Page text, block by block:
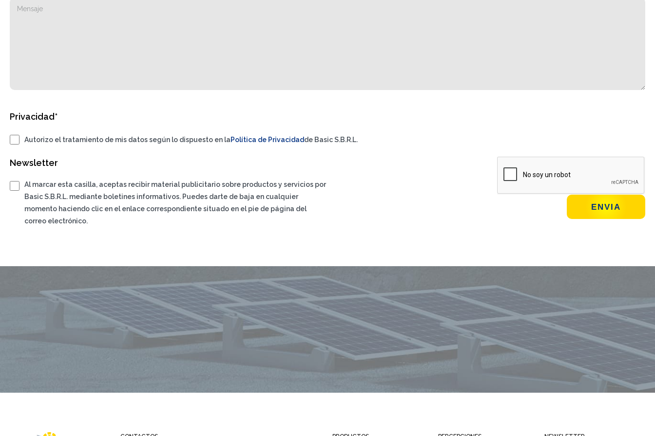
Privacidad*
Autorizo el tratamiento de mis datos según lo dispuesto en laPolítica de Privacidadde Basic S.B.R.L.
Newsletter
Al marcar esta casilla, aceptas recibir material publicitario sobre productos y servicios por
Basic S.B.R.L. mediante boletines informativos. Puedes darte de baja en cualquier
momento haciendo clic en el enlace correspondiente situado en el pie de página del
correo electrónico.
Mantente siempre informado